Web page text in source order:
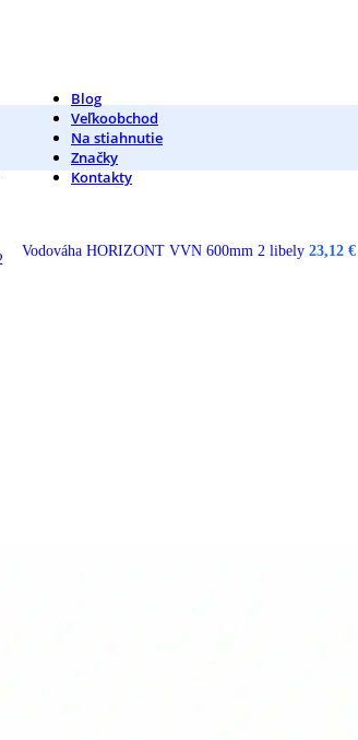
Blog
Veľkoobchod
Na stiahnutie
Značky
Kontakty
Vodováha HORIZONT VVN 600mm 2 libely 23,12 €